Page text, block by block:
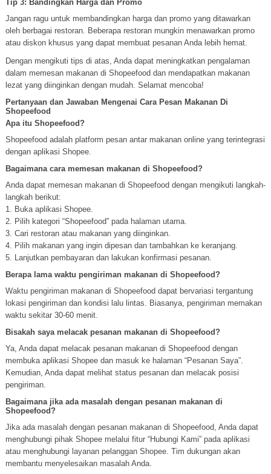
Tip 3: Bandingkan Harga dan Promo
Jangan ragu untuk membandingkan harga dan promo yang ditawarkan
oleh berbagai restoran. Beberapa restoran mungkin menawarkan promo
atau diskon khusus yang dapat membuat pesanan Anda lebih hemat.
Dengan mengikuti tips di atas, Anda dapat meningkatkan pengalaman
dalam memesan makanan di Shopeefood dan mendapatkan makanan
lezat yang diinginkan dengan mudah. Selamat mencoba!
Pertanyaan dan Jawaban Mengenai Cara Pesan Makanan Di
Shopeefood
Apa itu Shopeefood?
Shopeefood adalah platform pesan antar makanan online yang terintegrasi
dengan aplikasi Shopee.
Bagaimana cara memesan makanan di Shopeefood?
Anda dapat memesan makanan di Shopeefood dengan mengikuti langkah-
langkah berikut:
1. Buka aplikasi Shopee.
2. Pilih kategori “Shopeefood” pada halaman utama.
3. Cari restoran atau makanan yang diinginkan.
4. Pilih makanan yang ingin dipesan dan tambahkan ke keranjang.
5. Lanjutkan pembayaran dan lakukan konfirmasi pesanan.
Berapa lama waktu pengiriman makanan di Shopeefood?
Waktu pengiriman makanan di Shopeefood dapat bervariasi tergantung
lokasi pengiriman dan kondisi lalu lintas. Biasanya, pengiriman memakan
waktu sekitar 30-60 menit.
Bisakah saya melacak pesanan makanan di Shopeefood?
Ya, Anda dapat melacak pesanan makanan di Shopeefood dengan
membuka aplikasi Shopee dan masuk ke halaman “Pesanan Saya”.
Kemudian, Anda dapat melihat status pesanan dan melacak posisi
pengiriman.
Bagaimana jika ada masalah dengan pesanan makanan di
Shopeefood?
Jika ada masalah dengan pesanan makanan di Shopeefood, Anda dapat
menghubungi pihak Shopee melalui fitur “Hubungi Kami” pada aplikasi
atau menghubungi layanan pelanggan Shopee. Tim dukungan akan
membantu menyelesaikan masalah Anda.